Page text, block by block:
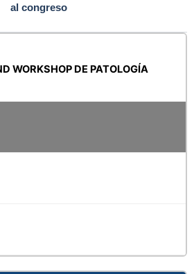
al congreso
WORKSHOP DE PATOLOGÍA